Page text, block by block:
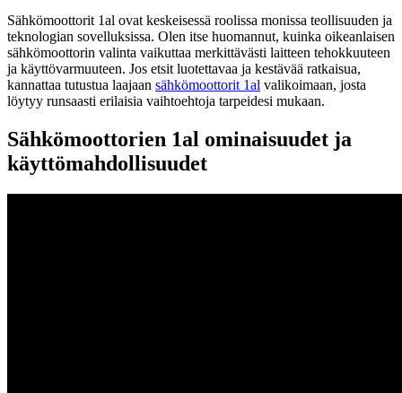
Sähkömoottorit 1al ovat keskeisessä roolissa monissa teollisuuden ja
teknologian sovelluksissa. Olen itse huomannut, kuinka oikeanlaisen
sähkömoottorin valinta vaikuttaa merkittävästi laitteen tehokkuuteen
ja käyttövarmuuteen. Jos etsit luotettavaa ja kestävää ratkaisua,
kannattaa tutustua laajaan sähkömoottorit 1al valikoimaan, josta
löytyy runsaasti erilaisia vaihtoehtoja tarpeidesi mukaan.
Sähkömoottorien 1al ominaisuudet ja
käyttömahdollisuudet